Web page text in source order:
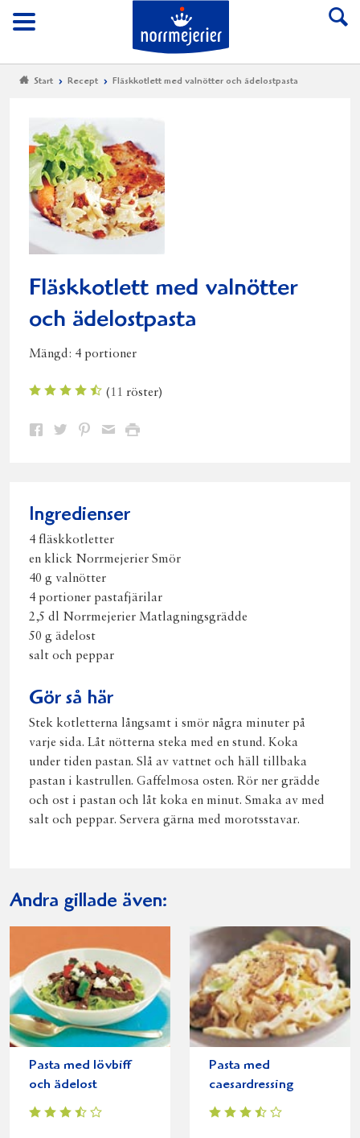
Meny
Till Norrmejerier
Start Recept Fläskkotlett med valnötter och ädelostpasta
Fläskkotlett med valnötter
och ädelostpasta
Mängd: 4 portioner
(11 röster)
Dela Dela Dela DelaSkriv
Ingredienser
4 fläskkotletter
en klick Norrmejerier Smör
40 g valnötter
4 portioner pastafjärilar
2,5 dl Norrmejerier Matlagningsgrädde
50 g ädelost
salt och peppar
Gör så här
Stek kotletterna långsamt i smör några minuter på
varje sida. Låt nötterna steka med en stund. Koka
under tiden pastan. Slå av vattnet och häll tillbaka
pastan i kastrullen. Gaffelmosa osten. Rör ner grädde
och ost i pastan och låt koka en minut. Smaka av med
salt och peppar. Servera gärna med morotsstavar.
Andra gillade även:
Pasta med lövbiff
och ädelost
Pasta med
caesardressing